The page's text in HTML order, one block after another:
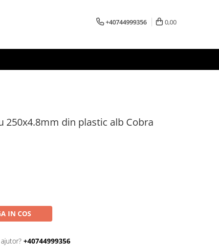
+40744999356 0,00
250x4.8mm din plastic alb Cobra
IN COS
+40744999356